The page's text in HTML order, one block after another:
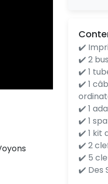
✔️
✔️ 2
✔️ 1
✔️ 1
✔️ 1
✔️ 1
✔️ 1 kit
✔️ 2
✔️ 5
✔️ Des